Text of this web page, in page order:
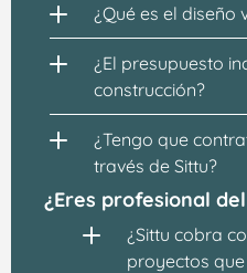
¿Qué es el diseño
¿El presupuesto
construcción?
¿Tengo que
través de Sittu?
¿Eres profesional
¿Sittu cobra
proyectos